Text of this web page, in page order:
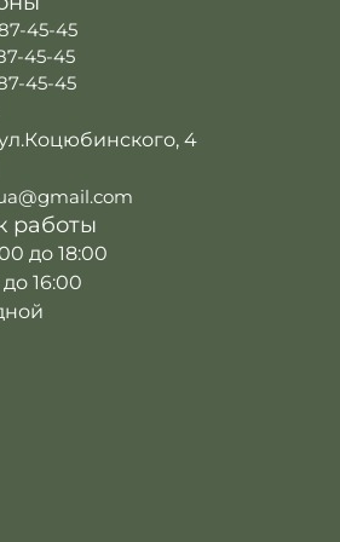
45-45
45-45
45-45
4
работы
до 18:00
16:00